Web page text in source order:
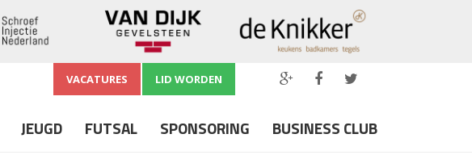
VACATURES LID WORDEN
JEUGD FUTSAL SPONSORING BUSINESS CLUB